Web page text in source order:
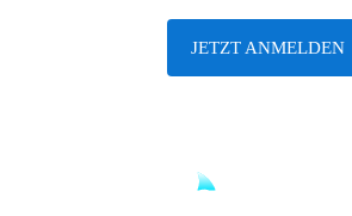
JETZT ANMELDEN